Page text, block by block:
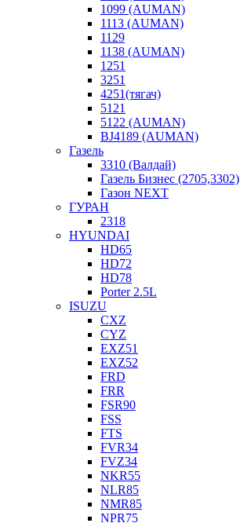
1099 (AUMAN)
1113 (AUMAN)
1129
1138 (AUMAN)
1251
3251
4251(тягач)
5121
5122 (AUMAN)
BJ4189 (AUMAN)
Газель
3310 (Валдай)
Газель Бизнес (2705,3302)
Газон NEXT
ГУРАН
2318
HYUNDAI
HD65
HD72
HD78
Porter 2.5L
ISUZU
CXZ
CYZ
EXZ51
EXZ52
FRD
FRR
FSR90
FSS
FTS
FVR34
FVZ34
NKR55
NLR85
NMR85
NPR75